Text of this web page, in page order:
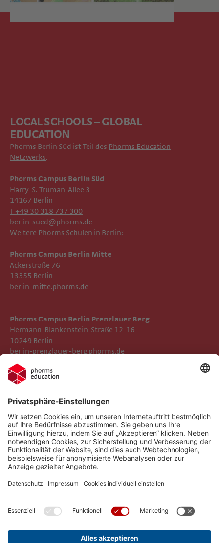
LOCAL SCHOOLS – GLOBAL
EDUCATION
Phorms Berlin Süd ist Teil des Phorms Education
Netzwerks.
Phorms Campus Berlin Süd
Harry-S.-Truman-Allee 3
14167 Berlin
T +49 30 318 737 300
berlin-sued@phorms.de
Impressum
Datenschutz
Gender-Hinweis
Compliance
Social Media Netiquette
Phorms Education
Implementierte Technologien
Cookie-Einstellungen
Weitere Phorms Schulen in Berlin:
Phorms Campus Berlin Mitte
Ackerstraße 76
13355 Berlin
berlin-mitte.phorms.de
Phorms Campus Berlin Prenzlauer Berg
Hermann-Blankenstein-Straße 12-16
10249 Berlin
berlin-prenzlauer-berg.phorms.de